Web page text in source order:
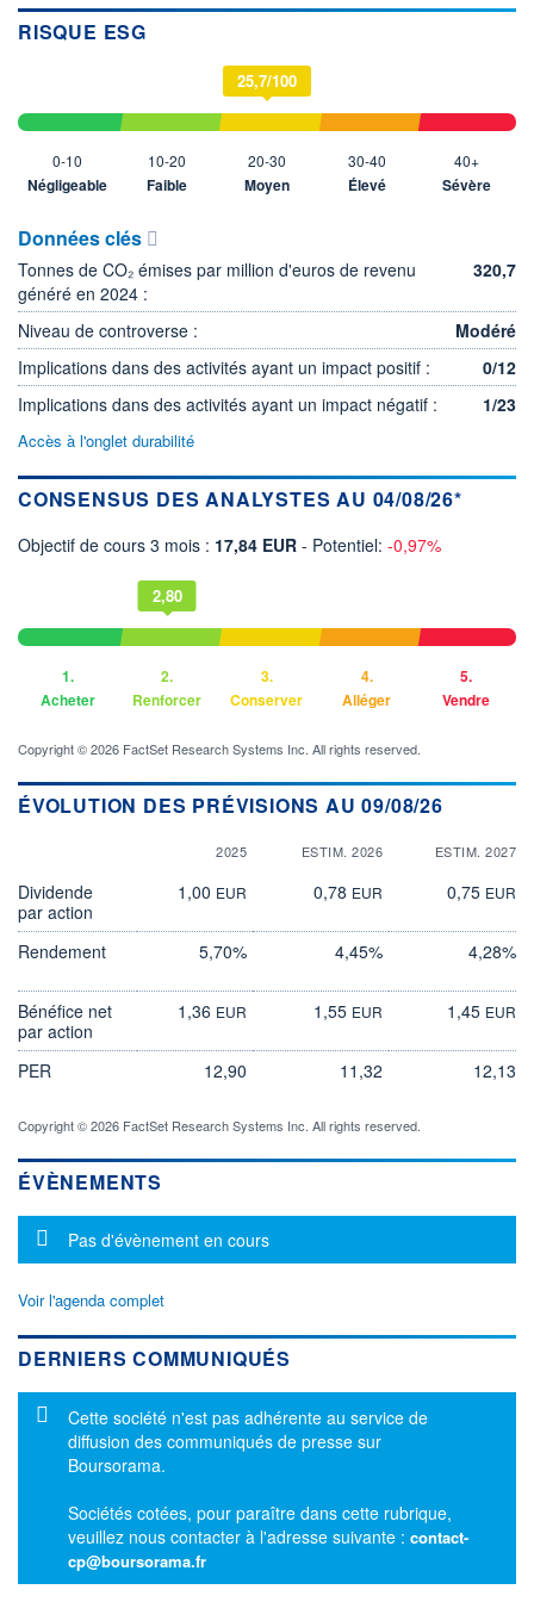
RISQUE ESG
0-10
Négligeable
10-20
Faible
25,7/100
20-30
Moyen
30-40
Élevé
40+
Sévère
Données clés
Tonnes de CO₂ émises par million d'euros de revenu
généré en 2024 :
320,7
Niveau de controverse :
Modéré
Implications dans des activités ayant un impact positif :
0/12
Implications dans des activités ayant un impact négatif :
1/23
Accès à l'onglet durabilité
CONSENSUS DES ANALYSTES AU 04/08/26*
Objectif de cours 3 mois : 17,84 EUR - Potentiel: -0,97%
1.
Acheter
2,80
2.
Renforcer
3.
Conserver
4.
Alléger
5.
Vendre
Copyright © 2026 FactSet Research Systems Inc. All rights reserved.
ÉVOLUTION DES PRÉVISIONS AU 09/08/26
2025 ESTIM. 2026 ESTIM. 2027
Dividende
par action
1,00 EUR 0,78 EUR 0,75 EUR
Rendement 5,70% 4,45% 4,28%
Bénéfice net
par action
1,36 EUR 1,55 EUR 1,45 EUR
PER 12,90 11,32 12,13
Copyright © 2026 FactSet Research Systems Inc. All rights reserved.
ÉVÈNEMENTS
Message d'information
Pas d'évènement en cours
Voir l'agenda complet
DERNIERS COMMUNIQUÉS
Message d'information
Cette société n'est pas adhérente au service de
diffusion des communiqués de presse sur
Boursorama.
Sociétés cotées, pour paraître dans cette rubrique,
veuillez nous contacter à l'adresse suivante : contact-
cp@boursorama.fr